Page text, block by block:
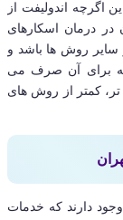
اگرچه اندولیفت از
در درمان اسکارهای
روش ها باشد و
برای آن صرف می
تر، کمتر از روش های
دارند که خدمات